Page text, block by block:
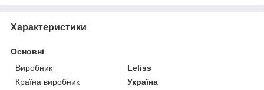
Характеристики
Основні
Виробник
Leliss
Країна виробник
Україна